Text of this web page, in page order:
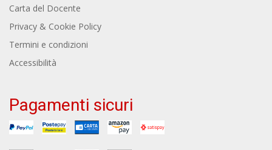
Carta del Docente
Privacy & Cookie Policy
Termini e condizioni
Accessibilità
Pagamenti sicuri